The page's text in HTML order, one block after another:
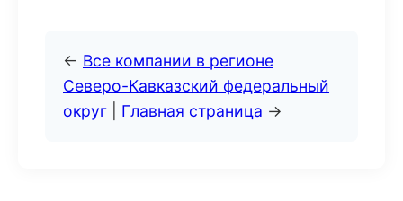
← Все компании в регионе
Северо-Кавказский федеральный
округ
Главная страница →